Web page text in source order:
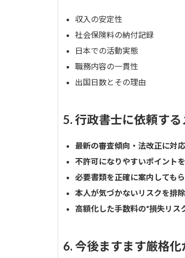
収入の安定性
社会保険料の納付記録
日本での活動実態
職務内容の一貫性
出国日数とその理由
5. 行政書士に依頼する
最新の審査傾向・法改正に対
不許可になりやすいポイント
必要書類を正確に案内しても
本人が気づかないリスクを排
高額化した手数料の“損失リス
6. 今後ますます厳格